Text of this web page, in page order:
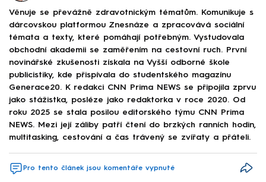
Věnuje se převážně zdravotnickým tématům. Komunikuje s
dárcovskou platformou Znesnáze a zpracovává sociální
témata a texty, které pomáhají potřebným. Vystudovala
obchodní akademii se zaměřením na cestovní ruch. První
novinářské zkušenosti získala na Vyšší odborné škole
publicistiky, kde přispívala do studentského magazínu
Generace20. K redakci CNN Prima NEWS se připojila zprvu
jako stážistka, posléze jako redaktorka v roce 2020. Od
roku 2025 se stala posilou editorského týmu CNN Prima
NEWS. Mezi její záliby patří čtení do brzkých ranních hodin,
multitasking, cestování a čas trávený se zvířaty a přáteli.
Pro tento článek jsou komentáře vypnuté